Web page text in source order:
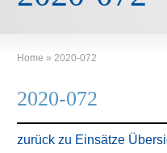
Home » 2020-072
2020-072
zurück zu Einsätze